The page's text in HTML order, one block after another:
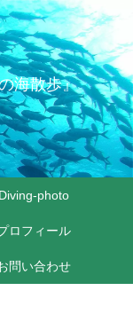
海散歩』
Diving-photo
ロフィール
問い合わせ